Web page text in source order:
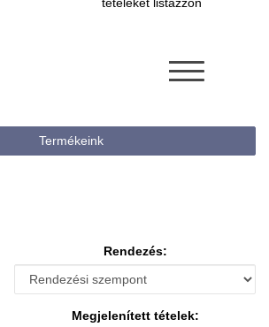
Termékeink
Rendezés:
Megjelenített tételek: